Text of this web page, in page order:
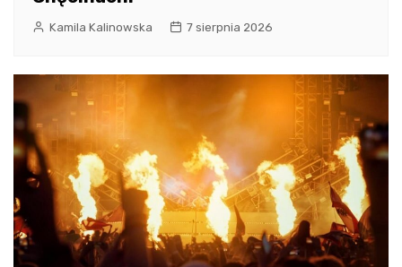
Kamila Kalinowska 7 sierpnia 2026